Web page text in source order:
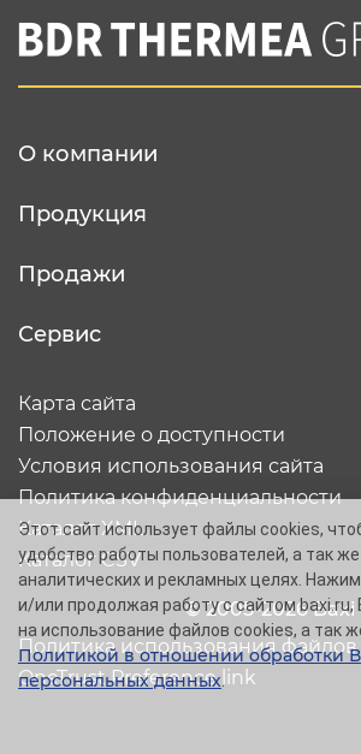
Вы соглашаетесь с нашей
конфеденциальности
О компании
Продукция
Продажи
Сервис
© 2005-2026 Baxi
Карта сайта
Положение о доступности
Условия использования сайта
Политика конфиденциальности
Каталог XML
Каталог CSV
Политика использования
OneTrust Preference link
Этот сайт использует файлы cookies,
удобство работы пользователей, а так же
аналитических и рекламных целях.
и/или продолжая работу с сайтом baxi.ru,
на использование файлов cookies, а так
Политикой в отношении обработки
персональных данных.